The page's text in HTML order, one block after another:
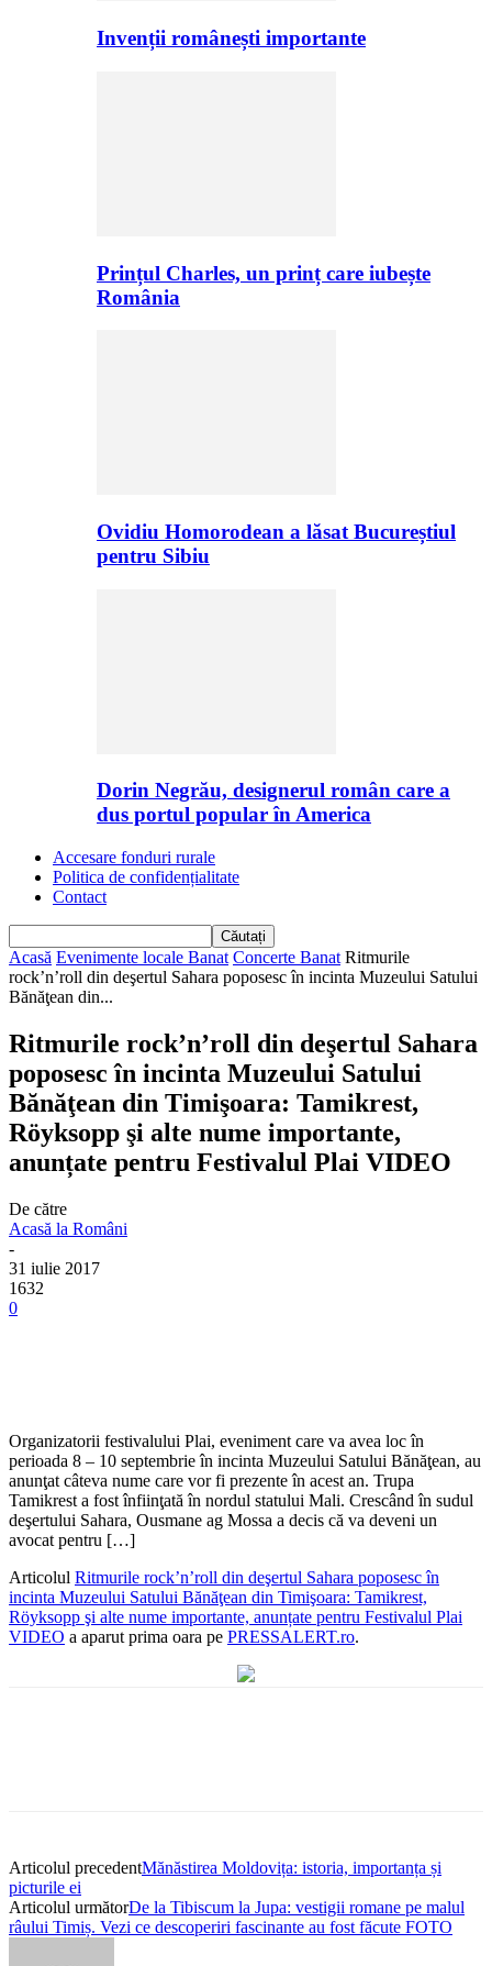
Invenții românești importante
Prințul Charles, un prinț care iubește
România
Ovidiu Homorodean a lăsat Bucureștiul
pentru Sibiu
Dorin Negrău, designerul român care a
dus portul popular în America
Accesare fonduri rurale
Politica de confidențialitate
Contact
Acasă Evenimente locale Banat Concerte Banat Ritmurile
rock’n’roll din deşertul Sahara poposesc în incinta Muzeului Satului
Bănăţean din...
Ritmurile rock’n’roll din deşertul Sahara
poposesc în incinta Muzeului Satului
Bănăţean din Timişoara: Tamikrest,
Röyksopp şi alte nume importante,
anunțate pentru Festivalul Plai VIDEO
De către
Acasă la Români
-
31 iulie 2017
1632
0
Organizatorii festivalului Plai, eveniment care va avea loc în
perioada 8 – 10 septembrie în incinta Muzeului Satului Bănăţean, au
anunţat câteva nume care vor fi prezente în acest an. Trupa
Tamikrest a fost înfiinţată în nordul statului Mali. Crescând în sudul
deşertului Sahara, Ousmane ag Mossa a decis că va deveni un
avocat pentru […]
Articolul Ritmurile rock’n’roll din deşertul Sahara poposesc în
incinta Muzeului Satului Bănăţean din Timişoara: Tamikrest,
Röyksopp şi alte nume importante, anunțate pentru Festivalul Plai
VIDEO a aparut prima oara pe PRESSALERT.ro.
Articolul precedentMănăstirea Moldovița: istoria, importanța și
picturile ei
Articolul următorDe la Tibiscum la Jupa: vestigii romane pe malul
râului Timiș. Vezi ce descoperiri fascinante au fost făcute FOTO